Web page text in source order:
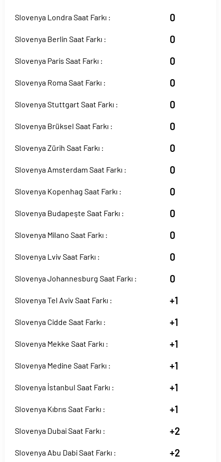
Slovenya Londra Saat Farkı : 0
Slovenya Berlin Saat Farkı : 0
Slovenya Paris Saat Farkı : 0
Slovenya Roma Saat Farkı : 0
Slovenya Stuttgart Saat Farkı : 0
Slovenya Brüksel Saat Farkı : 0
Slovenya Zürih Saat Farkı : 0
Slovenya Amsterdam Saat Farkı : 0
Slovenya Kopenhag Saat Farkı : 0
Slovenya Budapeşte Saat Farkı : 0
Slovenya Milano Saat Farkı : 0
Slovenya Lviv Saat Farkı : 0
Slovenya Johannesburg Saat Farkı : 0
Slovenya Tel Aviv Saat Farkı : +1
Slovenya Cidde Saat Farkı : +1
Slovenya Mekke Saat Farkı : +1
Slovenya Medine Saat Farkı : +1
Slovenya İstanbul Saat Farkı : +1
Slovenya Kıbrıs Saat Farkı : +1
Slovenya Dubai Saat Farkı : +2
Slovenya Abu Dabi Saat Farkı : +2